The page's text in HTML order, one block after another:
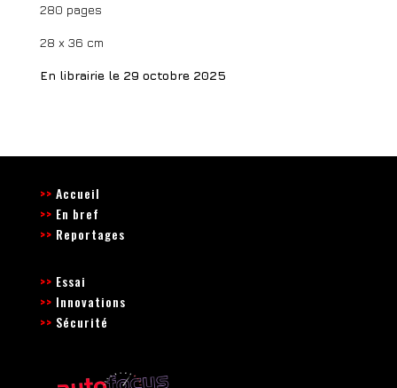
280 pages
28 x 36 cm
En librairie le 29 octobre 2025
>> Accueil
>> En bref
>> Reportages
>> Essai
>> Innovations
>> Sécurité